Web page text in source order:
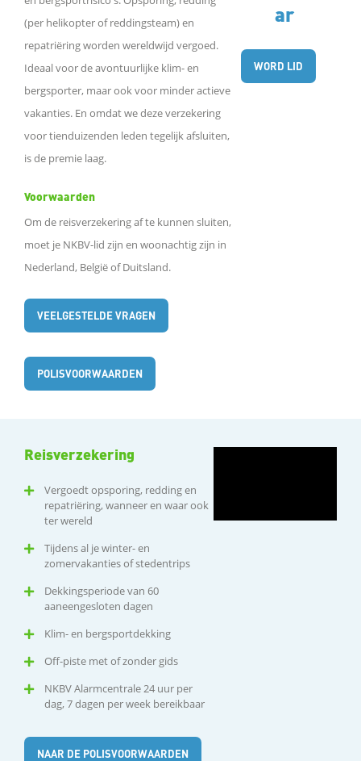
(per helikopter of reddingsteam) en
repatriëring worden wereldwijd vergoed.
Ideaal voor de avontuurlijke klim- en
bergsporter, maar ook voor minder actieve
vakanties. En omdat we deze verzekering
voor tienduizenden leden tegelijk afsluiten,
is de premie laag.
Voorwaarden
Om de reisverzekering af te kunnen sluiten,
moet je NKBV-lid zijn en woonachtig zijn in
Nederland, België of Duitsland.
VEELGESTELDE VRAGEN
POLISVOORWAARDEN
ar
WORD LID
Reisverzekering
Vergoedt opsporing, redding en
repatriëring, wanneer en waar ook
ter wereld
Tijdens al je winter- en
zomervakanties of stedentrips
Dekkingsperiode van 60
aaneengesloten dagen
Klim- en bergsportdekking
Off-piste met of zonder gids
NKBV Alarmcentrale 24 uur per
dag, 7 dagen per week bereikbaar
NAAR DE POLISVOORWAARDEN